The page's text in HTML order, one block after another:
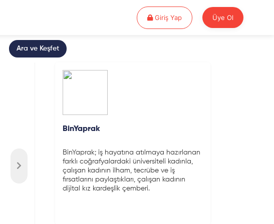
Giriş YapGiriş Yap Üye Ol
Ara ve Keşfet
BinYaprak
BinYaprak; iş hayatına atılmaya hazırlanan
farklı coğrafyalardaki üniversiteli kadınla,
çalışan kadının ilham, tecrübe ve iş
fırsatlarını paylaştıkları, çalışan kadının
dijital kız kardeşlik çemberi.